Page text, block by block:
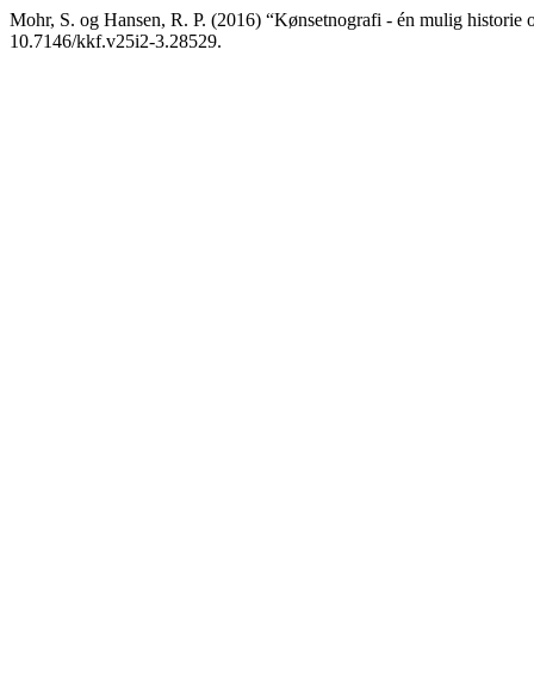
Mohr, S. og Hansen, R. P. (2016) “Kønsetnografi - én mulig
10.7146/kkf.v25i2-3.28529.